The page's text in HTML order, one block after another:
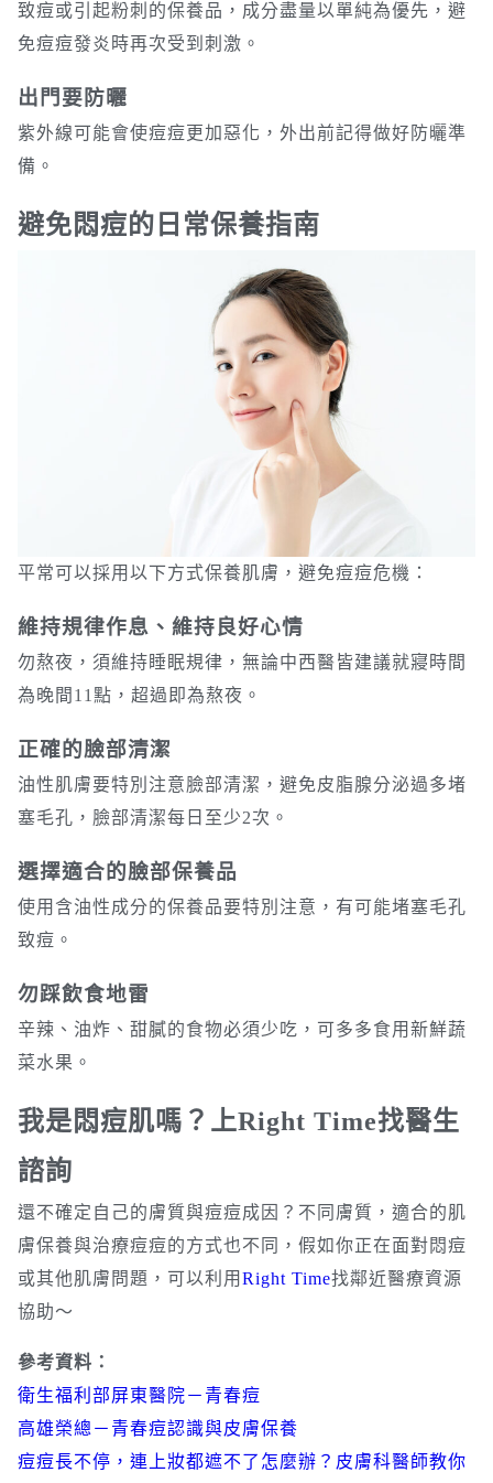
致痘或引起粉刺的保養品，成分盡量以單純為優先，避
免痘痘發炎時再次受到刺激。
出門要防曬
紫外線可能會使痘痘更加惡化，外出前記得做好防曬準
備。
避免悶痘的日常保養指南
平常可以採用以下方式保養肌膚，避免痘痘危機：
維持規律作息、維持良好心情
勿熬夜，須維持睡眠規律，無論中西醫皆建議就寢時間
為晚間11點，超過即為熬夜。
正確的臉部清潔
油性肌膚要特別注意臉部清潔，避免皮脂腺分泌過多堵
塞毛孔，臉部清潔每日至少2次。
選擇適合的臉部保養品
使用含油性成分的保養品要特別注意，有可能堵塞毛孔
致痘。
勿踩飲食地雷
辛辣、油炸、甜膩的食物必須少吃，可多多食用新鮮蔬
菜水果。
我是悶痘肌嗎？上Right Time找醫生
諮詢
還不確定自己的膚質與痘痘成因？不同膚質，適合的肌
膚保養與治療痘痘的方式也不同，假如你正在面對悶痘
或其他肌膚問題，可以利用 Right Time找鄰近醫療資源
協助～
參考資料：
衛生福利部屏東醫院－青春痘
高雄榮總－青春痘認識與皮膚保養
痘痘長不停，連上妝都遮不了怎麼辦？皮膚科醫師教你